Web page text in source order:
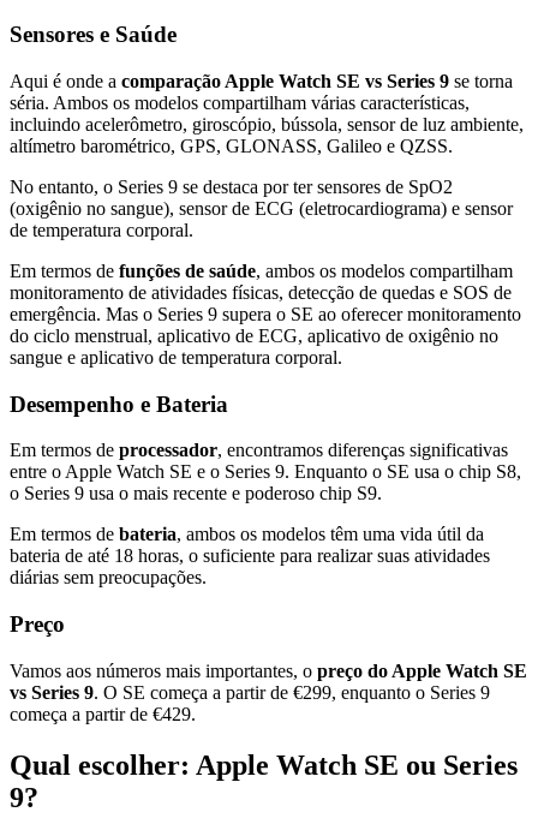
Sensores e Saúde
Aqui é onde a comparação Apple Watch SE vs Series 9 se torna
séria. Ambos os modelos compartilham várias características,
incluindo acelerômetro, giroscópio, bússola, sensor de luz ambiente,
altímetro barométrico, GPS, GLONASS, Galileo e QZSS.
No entanto, o Series 9 se destaca por ter sensores de SpO2
(oxigênio no sangue), sensor de ECG (eletrocardiograma) e sensor
de temperatura corporal.
Em termos de funções de saúde, ambos os modelos compartilham
monitoramento de atividades físicas, detecção de quedas e SOS de
emergência. Mas o Series 9 supera o SE ao oferecer monitoramento
do ciclo menstrual, aplicativo de ECG, aplicativo de oxigênio no
sangue e aplicativo de temperatura corporal.
Desempenho e Bateria
Em termos de processador, encontramos diferenças significativas
entre o Apple Watch SE e o Series 9. Enquanto o SE usa o chip S8,
o Series 9 usa o mais recente e poderoso chip S9.
Em termos de bateria, ambos os modelos têm uma vida útil da
bateria de até 18 horas, o suficiente para realizar suas atividades
diárias sem preocupações.
Preço
Vamos aos números mais importantes, o preço do Apple Watch SE
vs Series 9. O SE começa a partir de €299, enquanto o Series 9
começa a partir de €429.
Qual escolher: Apple Watch SE ou Series
9?